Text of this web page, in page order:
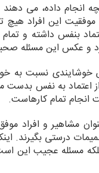
انجام داده، می
موفقیت این افراد
بنفس داشته و
و عکس این مسئله
نسبت به
اعتماد به نفس بدست
انجام تمام کارهاست.
مشاهیر و افراد
درستی بگیرند.
مسئله عجیب این